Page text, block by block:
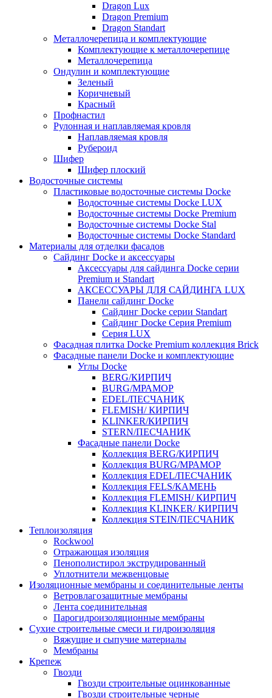
Dragon Lux
Dragon Premium
Dragon Standart
Металлочерепица и комплектующие
Комплектующие к металлочерепице
Металлочерепица
Ондулин и комплектующие
Зеленый
Коричневый
Красный
Профнастил
Рулонная и наплавляемая кровля
Наплавляемая кровля
Рубероид
Шифер
Шифер плоский
Водосточные системы
Пластиковые водосточные системы Docke
Водосточные системы Docke LUX
Водосточные системы Docke Premium
Водосточные системы Docke Stal
Водосточные системы Docke Standard
Материалы для отделки фасадов
Сайдинг Docke и аксессуары
Аксессуары для сайдинга Docke серии
Premium и Standart
АКСЕССУАРЫ ДЛЯ САЙДИНГА LUX
Панели сайдинг Docke
Cайдинг Docke серии Standart
Сайдинг Docke Серия Premium
Серия LUX
Фасадная плитка Docke Premium коллекция Brick
Фасадные панели Docke и комплектующие
Углы Docke
BERG/КИРПИЧ
BURG/МРАМОР
EDEL/ПЕСЧАНИК
FLEMISH/ КИРПИЧ
KLINKER/КИРПИЧ
STERN/ПЕСЧАНИК
Фасадные панели Docke
Коллекция BERG/КИРПИЧ
Коллекция BURG/МРАМОР
Коллекция EDEL/ПЕСЧАНИК
Коллекция FELS/КАМЕНЬ
Коллекция FLEMISH/ КИРПИЧ
Коллекция KLINKER/ КИРПИЧ
Коллекция STEIN/ПЕСЧАНИК
Теплоизоляция
Rockwool
Отражающая изоляция
Пенополистирол экструдированный
Уплотнители межвенцовые
Изоляционные мембраны и соединительные ленты
Ветровлагозащитные мембраны
Лента соединительная
Парогидроизоляционные мембраны
Сухие строительные смеси и гидроизоляция
Вяжущие и сыпучие материалы
Мембраны
Крепеж
Гвозди
Гвозди строительные оцинкованные
Гвозди строительные черные